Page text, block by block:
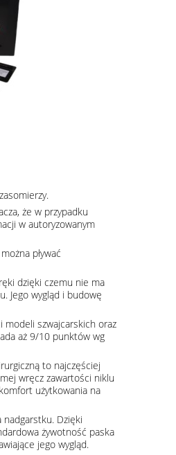
że w przypadku
w autoryzowanym
pływać
dzięki czemu nie ma
Jego wygląd i budowę
modeli szwajcarskich oraz
aż 9/10 punktów wg
to najczęściej
wręcz zawartości niklu
użytkowania na
Dzięki
żywotność paska
jego wygląd.